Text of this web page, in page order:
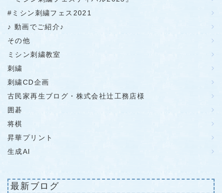
#ミシン刺繍フェス2021
♪ 動画でご紹介♪
その他
ミシン刺繍教室
刺繍
刺繍CD企画
古民家再生ブログ・株式会社辻工務店様
囲碁
将棋
昇華プリント
生成AI
最新ブログ